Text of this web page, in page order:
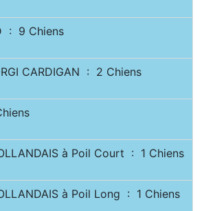
: 9 Chiens
CARDIGAN : 2 Chiens
à Poil Court : 1 Chiens
à Poil Long : 1 Chiens